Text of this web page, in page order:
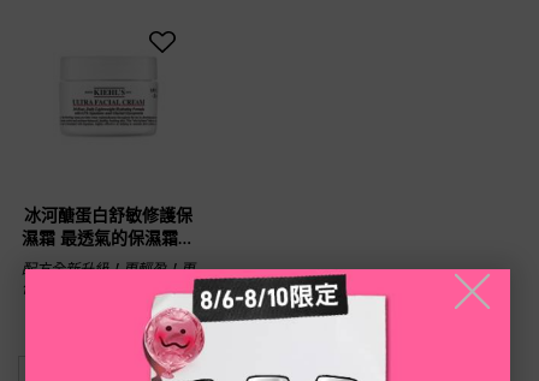
冰河醣蛋白舒敏修護保
濕霜 最透氣的保濕霜！
瞬間吸收、深層保濕
配方全新升級！更輕盈！更
保濕！還能全面修護舒敏！
<br>NEW！最透氣的修護保
濕霜！ 輕到像沒擦 X 冰封
乾紅癢<br>#冰河舒敏修護保
濕霜 #乳霜 #冰河醣蛋白
╳